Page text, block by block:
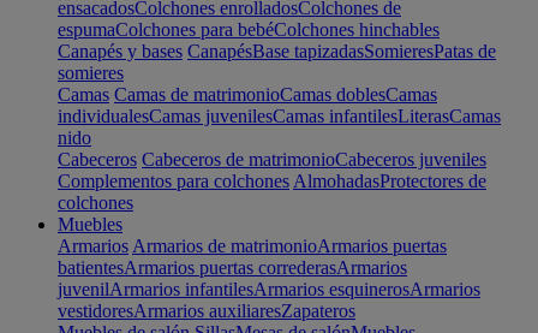
ensacadosColchones enrolladosColchones de
espumaColchones para bebéColchones hinchables
Canapés y bases CanapésBase tapizadasSomieresPatas de
somieres
Camas Camas de matrimonioCamas doblesCamas
individualesCamas juvenilesCamas infantilesLiterasCamas
nido
Cabeceros Cabeceros de matrimonioCabeceros juveniles
Complementos para colchones AlmohadasProtectores de
colchones
Muebles
Armarios Armarios de matrimonioArmarios puertas
batientesArmarios puertas correderasArmarios
juvenilArmarios infantilesArmarios esquinerosArmarios
vestidoresArmarios auxiliaresZapateros